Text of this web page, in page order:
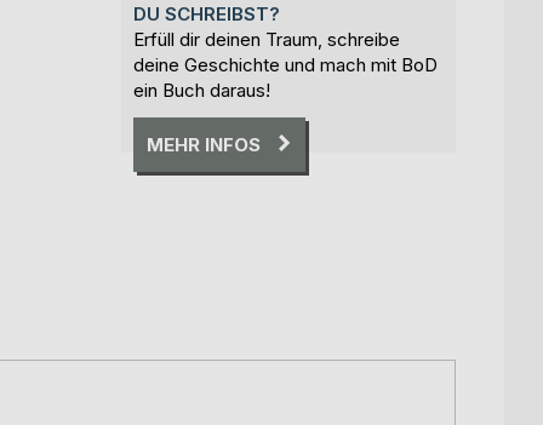
DU SCHREIBST?
Erfüll dir deinen Traum, schreibe
deine Geschichte und mach mit BoD
ein Buch daraus!
MEHR INFOS